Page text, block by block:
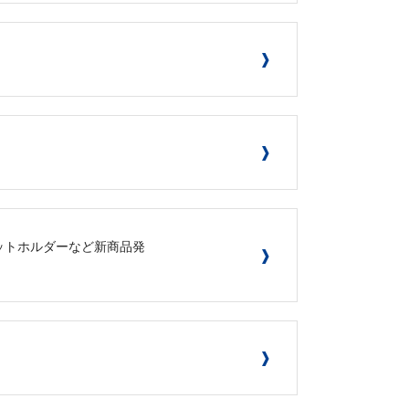
ホルダーなど新商品発